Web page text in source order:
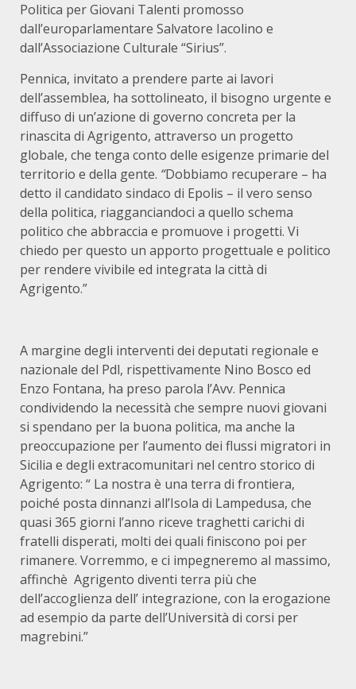
Politica per Giovani Talenti promosso
dall’europarlamentare Salvatore Iacolino e
dall’Associazione Culturale “Sirius”.
Pennica, invitato a prendere parte ai lavori
dell’assemblea, ha sottolineato, il bisogno urgente e
diffuso di un’azione di governo concreta per la
rinascita di Agrigento, attraverso un progetto
globale, che tenga conto delle esigenze primarie del
territorio e della gente. “Dobbiamo recuperare – ha
detto il candidato sindaco di Epolis – il vero senso
della politica, riagganciandoci a quello schema
politico che abbraccia e promuove i progetti. Vi
chiedo per questo un apporto progettuale e politico
per rendere vivibile ed integrata la città di
Agrigento.”
A margine degli interventi dei deputati regionale e
nazionale del Pdl, rispettivamente Nino Bosco ed
Enzo Fontana, ha preso parola l’Avv. Pennica
condividendo la necessità che sempre nuovi giovani
si spendano per la buona politica, ma anche la
preoccupazione per l’aumento dei flussi migratori in
Sicilia e degli extracomunitari nel centro storico di
Agrigento: “ La nostra è una terra di frontiera,
poiché posta dinnanzi all’Isola di Lampedusa, che
quasi 365 giorni l’anno riceve traghetti carichi di
fratelli disperati, molti dei quali finiscono poi per
rimanere. Vorremmo, e ci impegneremo al massimo,
affinchè Agrigento diventi terra più che
dell’accoglienza dell’ integrazione, con la erogazione
ad esempio da parte dell’Università di corsi per
magrebini.”